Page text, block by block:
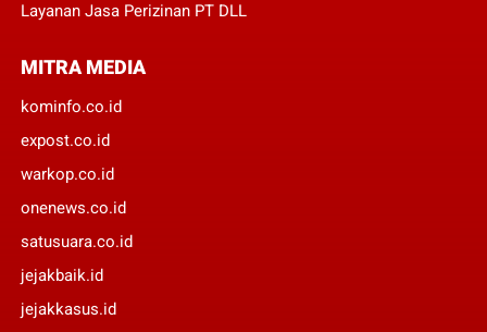
Layanan Jasa Perizinan PT DLL
MITRA MEDIA
kominfo.co.id
expost.co.id
warkop.co.id
onenews.co.id
satusuara.co.id
jejakbaik.id
jejakkasus.id